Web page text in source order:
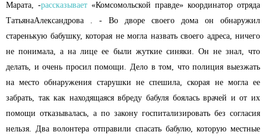
Марата, -рассказывает «Комсомольской правде» координатор отряда
ТатьянаАлександрова . - Во дворе своего дома он обнаружил
старенькую бабушку, которая не могла назвать своего адреса, ничего
не понимала, а на лице ее были жуткие синяки. Он не знал, что
делать, и очень просил помощи. Дело в том, что полиция выезжать
на место обнаружения старушки не спешила, скорая не могла ее
забрать, так как находящаяся вбреду бабуля боялась врачей и от их
помощи отказывалась, а по закону госпитализировать без согласия
нельзя. Два волонтера отправили спасать бабулю, которую местные